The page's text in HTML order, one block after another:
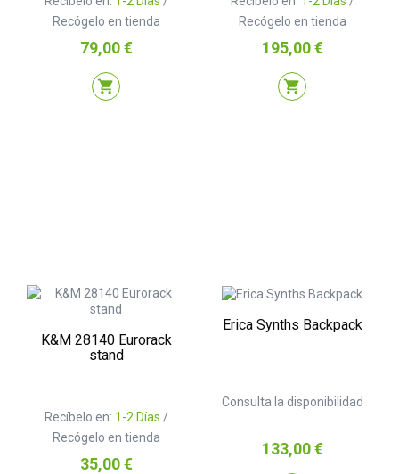
Recógelo en tienda
Precio
79,00 €
shopping_cart
Recógelo en tienda
Precio
195,00 €
shopping_cart
K&M 28140 Eurorack
stand
Recíbelo en: 1-2 Días /
Recógelo en tienda
Precio
35,00 €
Erica Synths Backpack
Consulta la disponibilidad
Precio
133,00 €